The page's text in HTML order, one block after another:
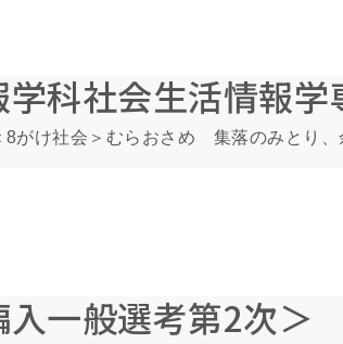
科社会生活情報
8がけ社会＞むらおさめ 集落のみとり
一般選考第2次＞